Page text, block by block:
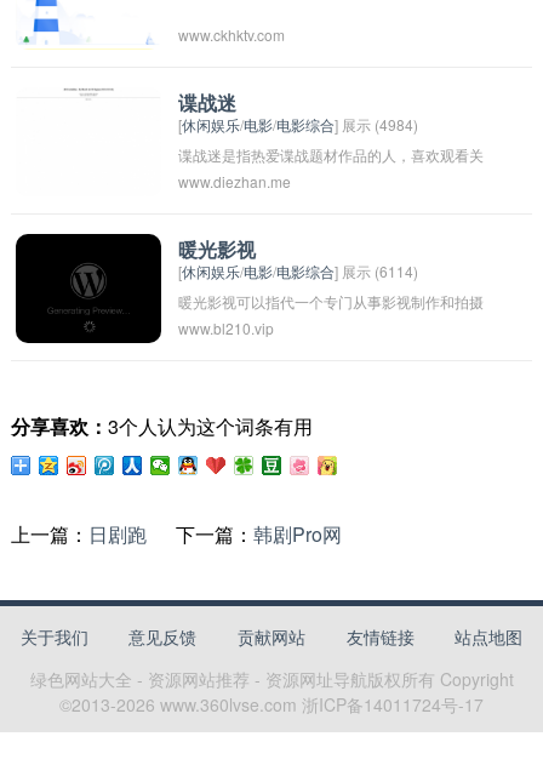
www.ckhktv.com
谍战迷
[休闲娱乐/电影/电影综合] 展示 (4984)
谍战迷是指热爱谍战题材作品的人，喜欢观看关
于间谍活动和情报战的影视剧、小说、电影等。
吸引了大量观众。谍战迷们对于谍战题材作品有
着特别的喜爱和追捧，他们可能会深入了解历史
事件、情报机构等相关知识，以更好地理解和欣
赏这类作品。
www.diezhan.me
暖光影视
[休闲娱乐/电影/电影综合] 展示 (6114)
暖光影视可以指代一个专门从事影视制作和拍摄
的公司或组织。这个名字可能代表着温暖和光明
下深刻印象。
www.bl210.vip
分享喜欢： 3个人认为这个词条有用
上一篇： 日剧跑 下一篇： 韩剧Pro网
关于我们 意见反馈 贡献网站 友情链接
站点地图
绿色网站大全 - 资源网站推荐 - 资源网址导航版权所有 Copyright
©2013-2026 www.360lvse.com 浙ICP备14011724号-17